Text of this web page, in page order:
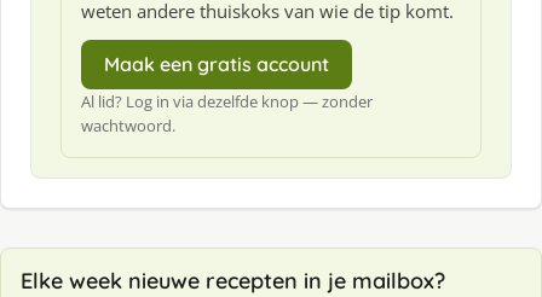
weten andere thuiskoks van wie de tip komt.
Maak een gratis account
Al lid? Log in via dezelfde knop — zonder
wachtwoord.
Elke week nieuwe recepten in je mailbox?